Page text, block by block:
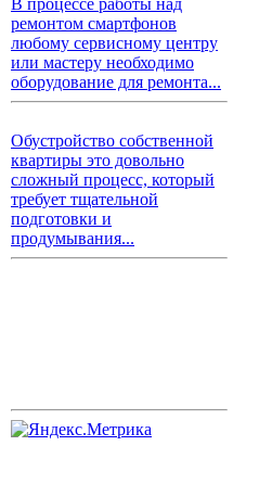
В процессе работы над
ремонтом смартфонов
любому сервисному центру
или мастеру необходимо
оборудование для ремонта...
Обустройство собственной
квартиры это довольно
сложный процесс, который
требует тщательной
подготовки и
продумывания...